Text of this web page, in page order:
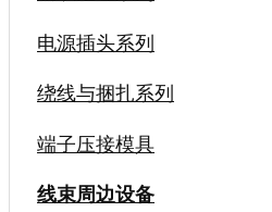
电源插头系列
绕线与捆扎系列
端子压接模具
线束周边设备